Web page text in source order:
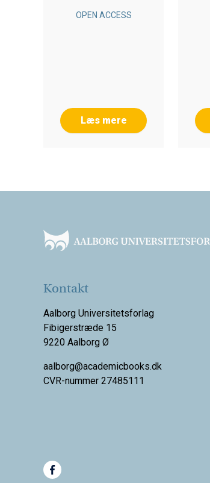
OPEN ACCESS
Læs mere
Kontakt
Aalborg Universitetsforlag
Fibigerstræde 15
9220 Aalborg Ø
aalborg@academicbooks.dk
CVR-nummer 27485111